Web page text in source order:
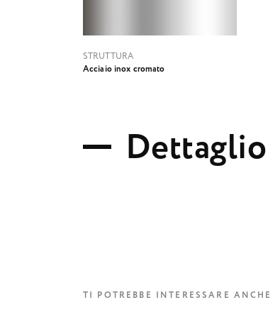
STRUTTURA
Acciaio inox cromato
Dettaglio
TI POTREBBE INTERESSARE ANCHE